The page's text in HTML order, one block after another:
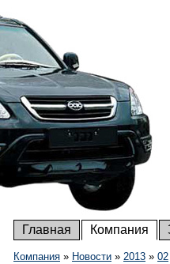
Главная Компания
Компания » Новости » 2013 » 02